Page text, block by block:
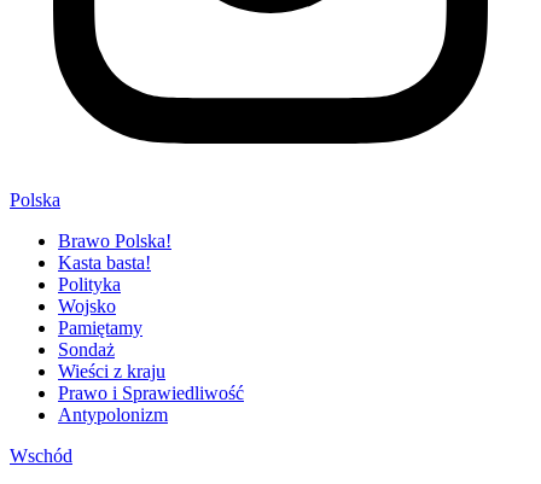
Polska
Brawo Polska!
Kasta basta!
Polityka
Wojsko
Pamiętamy
Sondaż
Wieści z kraju
Prawo i Sprawiedliwość
Antypolonizm
Wschód